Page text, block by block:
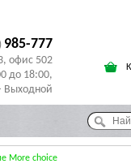
985-777
офис 502
до 18:00,
Выходной
More choice